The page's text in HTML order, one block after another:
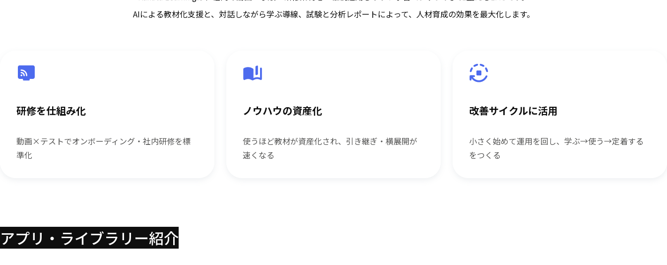
AIによる教材化支援と、対話しながら学ぶ導線、試験と分析レポートによって、人材育成の効果を最大化します。
研修を仕組み化
動画×テストでオンボーディング・社内研修を標
準化
ノウハウの資産化
使うほど教材が資産化され、引き継ぎ・横展開が
速くなる
改善サイクルに活用
小さく始めて運用を回し、学ぶ→使う→定着する
をつくる
アプリ・ライブラリー紹介